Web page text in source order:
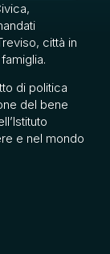
città in
di politica
del bene
e nel mondo